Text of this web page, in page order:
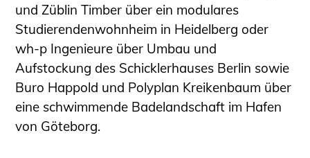
und Züblin Timber über ein modulares
Studierendenwohnheim in Heidelberg oder
wh-p Ingenieure über Umbau und
Aufstockung des Schicklerhauses Berlin sowie
Buro Happold und Polyplan Kreikenbaum über
eine schwimmende Badelandschaft im Hafen
von Göteborg.